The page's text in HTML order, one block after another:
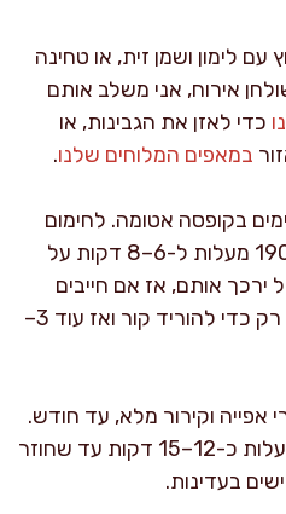
לימון ושמן זית, או טחינה
אירוח, אני משלב אותם
כדי לאזן את הגבינות, או
במאפים המלוחים שלנו.
אחסון וחימום: במקרר עד 3 ימים בקופסה אטומה. לחימום
מחדש, אני ממליץ על תנור 190 מעלות ל-6–8 דקות על
ירכך אותם, אז אם חייבים
מיקרוגל, עשו 20–30 שניות רק כדי להוריד קור ואז עוד 3–
וקירור מלא, עד חודש.
מחממים קפוא בתנור 190 מעלות כ-12–15 דקות עד שחוזר
בעדינות.